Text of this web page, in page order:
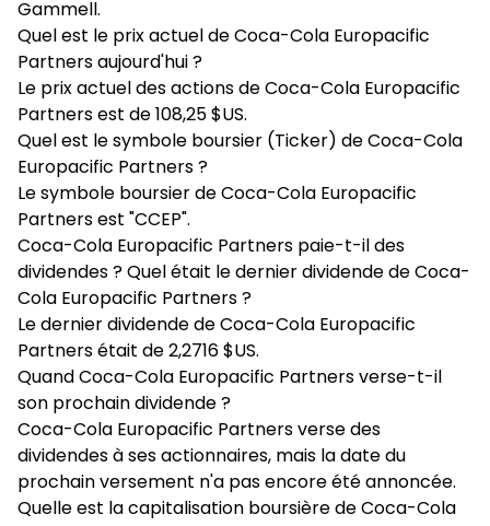
Gammell.
Quel est le prix actuel de Coca-Cola Europacific
Partners aujourd'hui ?
Le prix actuel des actions de Coca-Cola Europacific
Partners est de 108,25 $US.
Quel est le symbole boursier (Ticker) de Coca-Cola
Europacific Partners ?
Le symbole boursier de Coca-Cola Europacific
Partners est "CCEP".
Coca-Cola Europacific Partners paie-t-il des
dividendes ? Quel était le dernier dividende de Coca-
Cola Europacific Partners ?
Le dernier dividende de Coca-Cola Europacific
Partners était de 2,2716 $US.
Quand Coca-Cola Europacific Partners verse-t-il
son prochain dividende ?
Coca-Cola Europacific Partners verse des
dividendes à ses actionnaires, mais la date du
prochain versement n'a pas encore été annoncée.
Quelle est la capitalisation boursière de Coca-Cola